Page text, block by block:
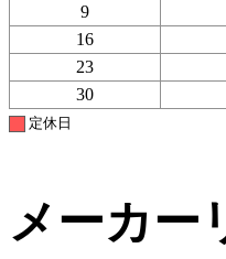
9
16
23
30
定休日
メーカー